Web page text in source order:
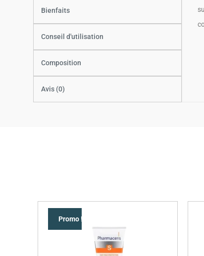
Composition
Conseil d'utilisation
Bienfaits
Avis (0)
Promo !